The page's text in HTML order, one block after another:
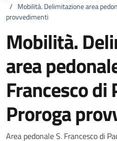
/ Mobilità. Delimitazione area
provvedimenti
Mobilità.
area
Francesco di
Proroga
Area pedonale S. Francesco di